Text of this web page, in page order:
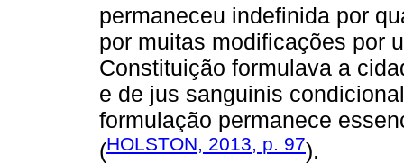
permaneceu indefinida por
por muitas modificações por
Constituição formulava a
e de jus sanguinis
formulação permanece
(HOLSTON, 2013, p. 97).